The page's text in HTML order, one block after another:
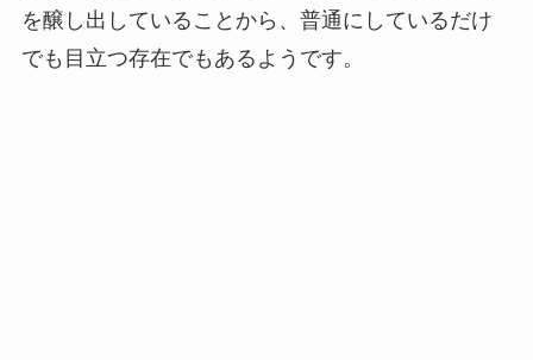
を醸し出していることから、普通にしているだけ
でも目立つ存在でもあるようです。